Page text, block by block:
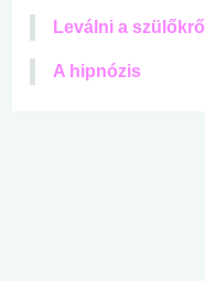
Leválni a szülőkről
A hipnózis